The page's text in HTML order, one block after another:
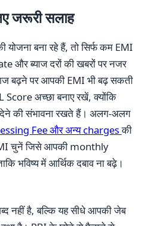
जरूरी सलाह
बना रहे हैं, तो सिर्फ कम EMI
और ब्याज दरों की खबरों पर नजर
बढ़ने पर आपकी EMI भी बढ़ सकती
अच्छा बनाए रखें, क्योंकि
देने की संभावना रखते हैं। अलग-अलग
Fee और अन्य chargesकी
चुनें जिसे आपकी monthly
भविष्य में आर्थिक दबाव ना बढ़े।
नहीं है, बल्कि यह सीधे आपकी जेब